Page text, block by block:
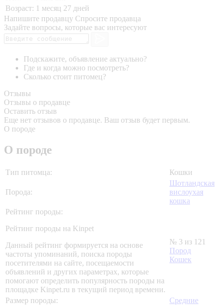
Возраст: 1 месяц 27 дней
Напишите продавцу Спросите продавца
Задайте вопросы, которые вас интересуют
Подскажите, объявление актуально?
Где и когда можно посмотреть?
Сколько стоит питомец?
Отзывы
Отзывы о продавце
Оставить отзыв
Еще нет отзывов о продавце. Ваш отзыв будет первым.
О породе
О породе
Тип питомца: Кошки
Порода:
Шотландская
вислоухая
кошка
Рейтинг породы:
Рейтинг породы на Kinpet
Данный рейтинг формируется на основе
частоты упоминаний, поиска породы
посетителями на сайте, посещаемости
объявлений и других параметрах, которые
помогают определить популярность породы на
площадке Kinpet.ru в текущий период времени.
№ 3 из 121
Пород
Кошек
Размер породы:
Средние